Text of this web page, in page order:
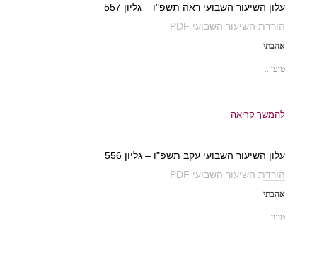
עלון השיעור השבועי ראה תשפ"ו – גליון 557
הורדת השיעור השבועי PDF
אהבתי
טוען...
להמשך קריאה
עלון השיעור השבועי עקב תשפ"ו – גליון 556
הורדת השיעור השבועי PDF
אהבתי
טוען...